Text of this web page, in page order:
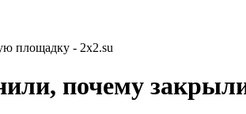
площадку - 2x2.su
почему